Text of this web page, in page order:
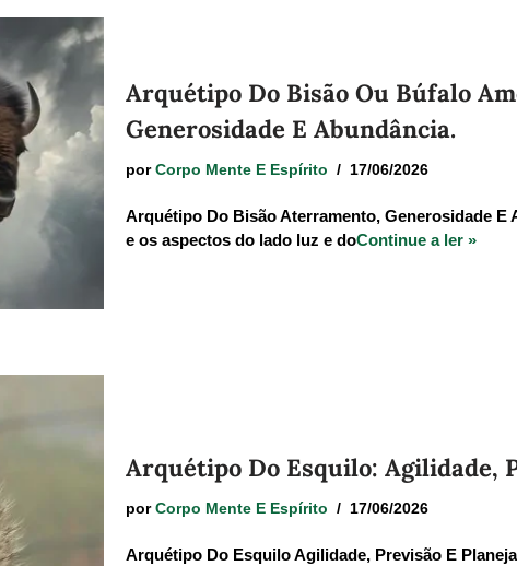
Arquétipo Do Bisão Ou Búfalo
Generosidade E Abundância.
por Corpo Mente E Espírito 17/06/2026
Arquétipo Do Bisão Aterramento, Generosidade
e os aspectos do lado luz e doContinue a ler »
Arquétipo Do Esquilo: Agilidade,
por Corpo Mente E Espírito 17/06/2026
Arquétipo Do Esquilo Agilidade, Previsão E